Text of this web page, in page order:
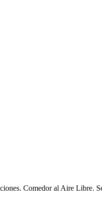
Comedor al Aire Libre.